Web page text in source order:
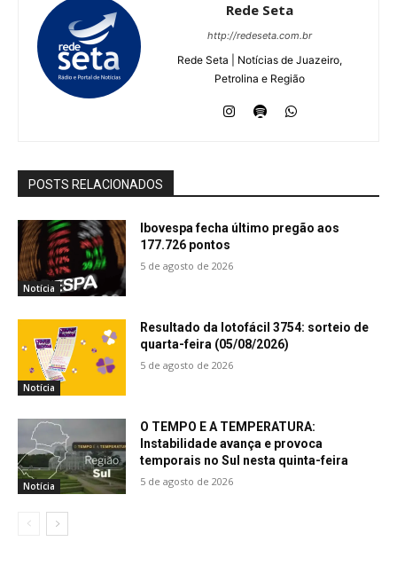
Rede Seta
http://redeseta.com.br
Rede Seta | Notícias de Juazeiro,
Petrolina e Região
POSTS RELACIONADOS
Notícia
Ibovespa fecha último pregão aos
177.726 pontos
5 de agosto de 2026
Notícia
Resultado da lotofácil 3754: sorteio de
quarta-feira (05/08/2026)
5 de agosto de 2026
Notícia
O TEMPO E A TEMPERATURA:
Instabilidade avança e provoca
temporais no Sul nesta quinta-feira
5 de agosto de 2026